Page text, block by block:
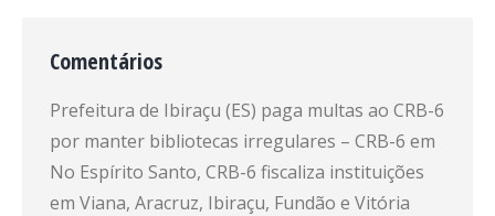
Comentários
Prefeitura de Ibiraçu (ES) paga multas ao CRB-6
por manter bibliotecas irregulares – CRB-6 em
No Espírito Santo, CRB-6 fiscaliza instituições
em Viana, Aracruz, Ibiraçu, Fundão e Vitória